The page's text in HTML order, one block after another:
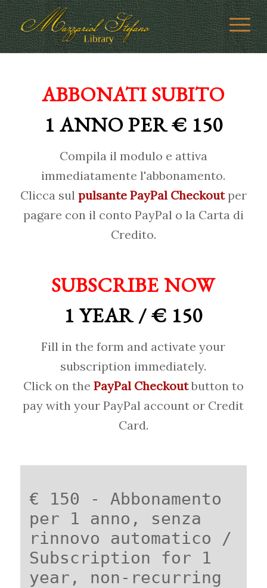
ABBONATI SUBITO
1 ANNO PER € 150
Compila il modulo e attiva
immediatamente l'abbonamento.
Clicca sul pulsante PayPal Checkoutper
pagare con il conto PayPal o la Carta di
Credito.
SUBSCRIBE NOW
1 YEAR / € 150
Fill in the form and activate your
subscription immediately.
Click on the PayPal Checkoutbutton to
pay with your PayPal account or Credit
Card.
€ 150 - Abbonamento
per 1 anno, senza
rinnovo automatico /
Subscription for 1
year, non-recurring